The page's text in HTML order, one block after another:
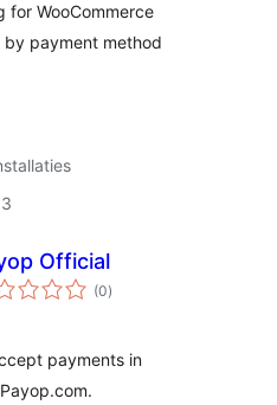
for WooCommerce
payment method
Official
(0totaal
waarderingen
)
payments in